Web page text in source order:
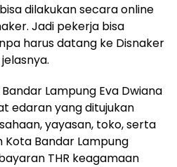
dilakukan secara online
Jadi pekerja bisa
harus datang ke Disnaker
Lampung Eva Dwiana
edaran yang ditujukan
yayasan, toko, serta
Kota Bandar Lampung
THR keagamaan